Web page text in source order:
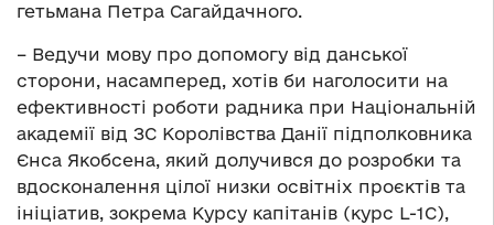
гетьмана Петра Сагайдачного.
– Ведучи мову про допомогу від данської
сторони, насамперед, хотів би наголосити на
ефективності роботи радника при Національній
академії від ЗС Королівства Данії підполковника
Єнса Якобсена, який долучився до розробки та
вдосконалення цілої низки освітніх проєктів та
ініціатив, зокрема Курсу капітанів (курс L-1C),